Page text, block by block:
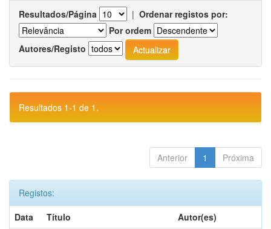
Resultados/Página | Ordenar registos por:
Por ordem
Autores/Registo
Resultados 1-1 de 1.
Anterior 1 Próxima
Registos:
Data
Título
Autor(es)